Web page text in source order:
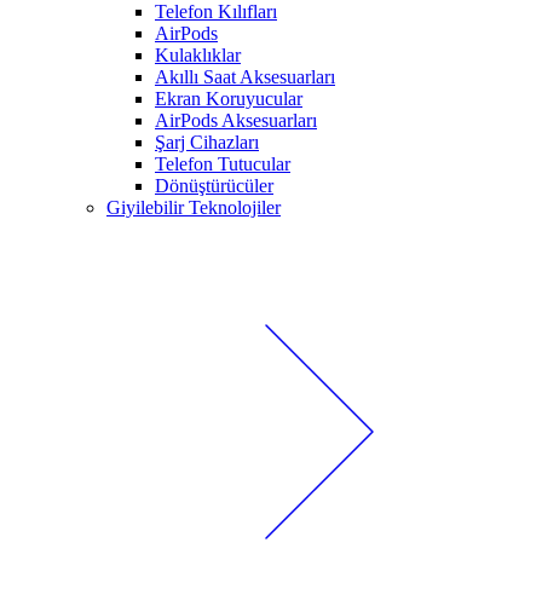
Telefon Kılıfları
AirPods
Kulaklıklar
Akıllı Saat Aksesuarları
Ekran Koruyucular
AirPods Aksesuarları
Şarj Cihazları
Telefon Tutucular
Dönüştürücüler
Giyilebilir Teknolojiler